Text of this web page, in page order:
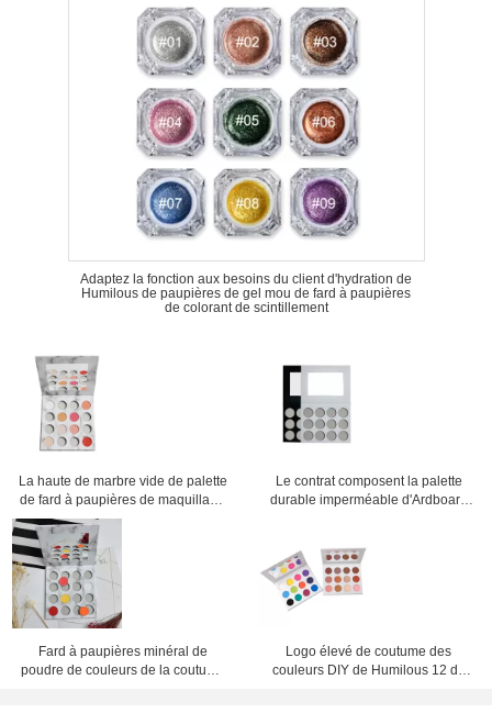
Adaptez la fonction aux besoins du client d'hydration de
Humilous de paupières de gel mou de fard à paupières
de colorant de scintillement
La haute de marbre vide de palette
de fard à paupières de maquillage
pigmentée créent votre propre plat
Le contrat composent la palette
durable imperméable d'Ardboard
Fard à paupières minéral de
poudre de couleurs de la coutume
Logo élevé de coutume des
couleurs DIY de Humilous 12 de